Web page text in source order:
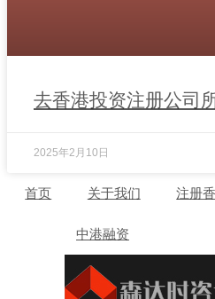
去香港投资注册公司
2025年2月10日
首页 关于我们 注册
中港融资